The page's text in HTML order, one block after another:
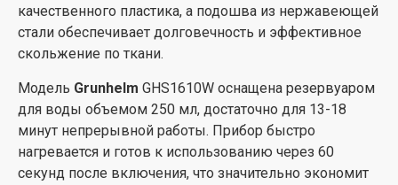
качественного пластика, а подошва из нержавеющей
стали обеспечивает долговечность и эффективное
скольжение по ткани.
Модель Grunhelm GHS1610W оснащена резервуаром
для воды объемом 250 мл, достаточно для 13-18
минут непрерывной работы. Прибор быстро
нагревается и готов к использованию через 60
секунд после включения, что значительно экономит